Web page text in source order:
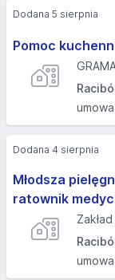
Pomoc
Dodana 5 sierpnia
Młodsza
ratownik
Dodana 4 sierpnia